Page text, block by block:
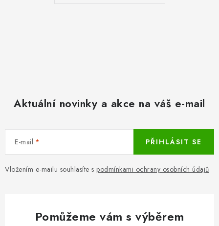
Aktuální novinky a akce na váš e-mail
E-mail
Vložením e-mailu souhlasíte s podmínkami ochrany osobních údajů
PŘIHLÁSIT SE
Pomůžeme vám s výběrem